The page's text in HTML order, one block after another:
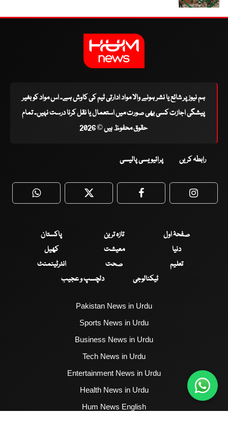
ہم نیوز پر شائع یا نشر ہونے والا مواد ادارتی ٹیم کی کاوش ہے۔ اس مواد کو بغیر
پیشگی اجازت کسی بھی صورت میں استعمال یا نقل کرنا درست نہیں۔ تمام
حقوق محفوظ ہیں © 2026
رابطہ کریں پرائیویسی پالیسی
WhatsApp Twitter Facebook
صفحۂ اول تازہ ترین
پاکستان
دنیا
معیشت
کھیل
تعلیم
صحت
انٹرٹینمنٹ
ٹیکنالوجی
دلچسپ و عجیب
Pakistan News in Urdu
Sports News in Urdu
Business News in Urdu
Tech News in Urdu
Entertainment News in Urdu
Health News in Urdu
Hum News English